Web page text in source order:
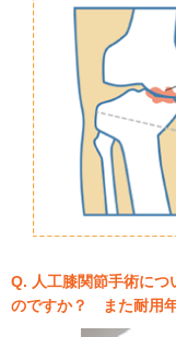
Q. 人工膝関節手術につ
のですか？ また耐用